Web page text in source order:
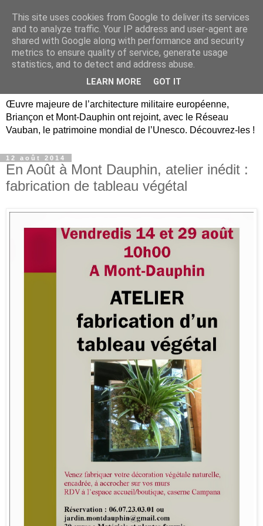
Briançon, Mont-Dauphin,
Vauban Unesco Hautes-
Œuvre majeure de l’architecture militaire européenne,
Briançon et Mont-Dauphin ont rejoint, avec le Réseau
Vauban, le patrimoine mondial de l’Unesco. Découvrez-les !
12 août 2014
En Août à Mont Dauphin, atelier inédit :
fabrication de tableau végétal
This site uses cookies from Google to deliver its services
and to analyze traffic. Your IP address and user-agent are
shared with Google along with performance and security
metrics to ensure quality of service, generate usage
statistics, and to detect and address abuse.
LEARN MORE GOT IT